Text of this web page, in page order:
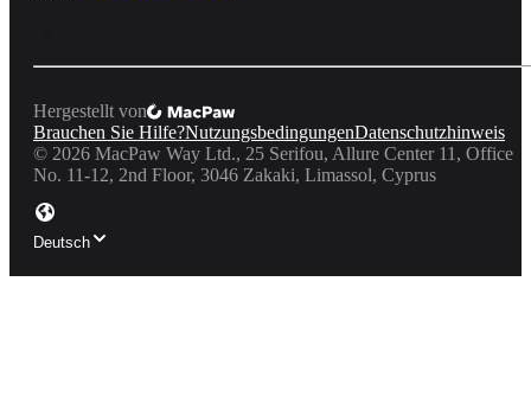
Hergestellt von
Brauchen Sie Hilfe?NutzungsbedingungenDatenschutzhinweis
© 2026 MacPaw Way Ltd., 25 Serifou, Allure Center 11, Office
No. 11-12, 2nd Floor, 3046 Zakaki, Limassol, Cyprus
Deutsch